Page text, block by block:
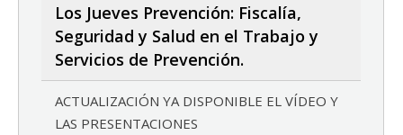
Los Jueves Prevención: Fiscalía,
Seguridad y Salud en el Trabajo y
Servicios de Prevención.
ACTUALIZACIÓN YA DISPONIBLE EL VÍDEO Y
LAS PRESENTACIONES